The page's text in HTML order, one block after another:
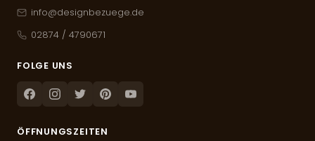
info@designbezuege.de
02874 / 4790671
FOLGE UNS
FacebookInstagram
TwitterPinterestYoutube
ÖFFNUNGSZEITEN